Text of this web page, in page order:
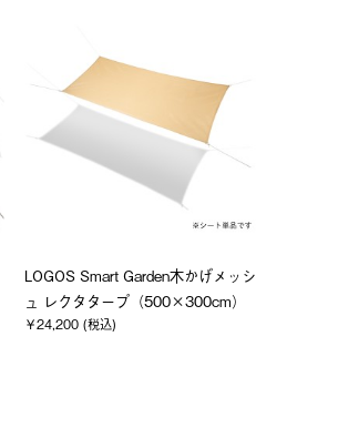
LOGOS Smart Garden木かげメッシ
ュ レクタタープ（500×300cm）
￥24,200 (税込)